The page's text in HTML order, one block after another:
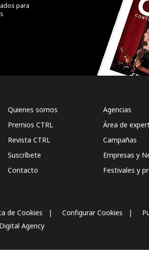
para
Quienes somos
Premios CTRL
Revista CTRL
Suscríbete
Contacto
Agencias
Área de
Campañas
Empresas y
Festivales y
de Cookies Configurar Cookies
Agency